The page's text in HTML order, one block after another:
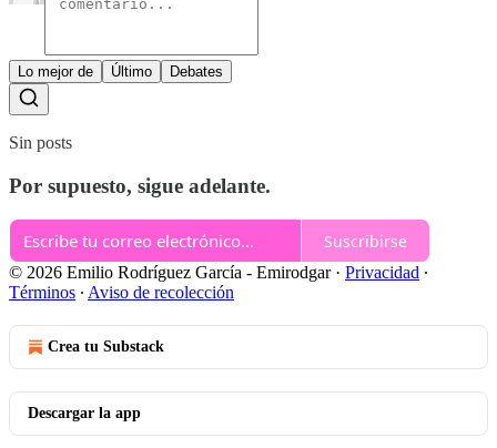
Lo mejor de Último Debates
Sin posts
Por supuesto, sigue adelante.
Suscribirse
© 2026 Emilio Rodríguez García - Emirodgar· Privacidad ∙
Términos ∙ Aviso de recolección
Crea tu Substack
Descargar la app